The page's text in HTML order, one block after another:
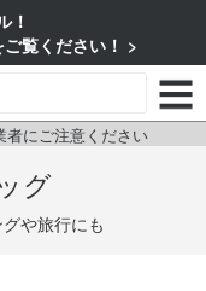
！
覧ください！
者にご注意ください
グ
や旅行にも